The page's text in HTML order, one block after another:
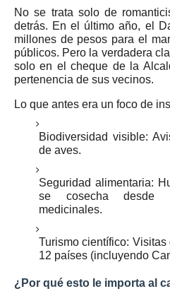
No se trata solo de
detrás. En el último año, el
millones de pesos para el
públicos. Pero la verdadera
solo en el cheque de la
pertenencia de sus vecinos.
Lo que antes era un foco de
Biodiversidad visible:
de aves.
Seguridad alimentaria:
se cosecha desde
medicinales.
Turismo científico: Visitas
12 países (incluyendo
¿Por qué esto le importa al